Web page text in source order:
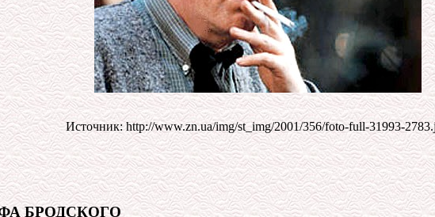
Источник: http://www.zn.ua/img/st_img/2001/356/foto-full-31993-
БРОДСКОГО